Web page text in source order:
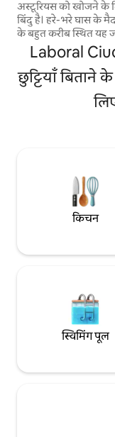
अस्टूरियस को खोजने के
बिंदु है। हरे-भरे घास के
के बहुत करीब स्थित यह
स्थानीय व्यंजनों के
क्योंकि यहाँ से समुद्र
आसानी से पहुँचा जा
पर आपको जुरासिक
साइडर हाउस वाले
अवंत-गार्ड रेस्टोरेंट
Laboral
छुट्टियाँ बिताने
किचन
स्विमिंग पूल